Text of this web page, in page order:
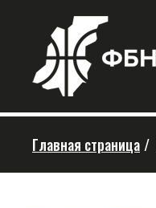
Главная страница /